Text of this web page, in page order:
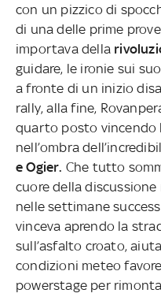
con un pizzico di
di una delle prime
importava della
guidare, le ironie sui
a fronte di un inizio
rally, alla fine,
quarto posto vincendo
nell’ombra
e Ogier. Che tutto
cuore della
nelle settimane
vinceva aprendo la
sull’asfalto croato,
condizioni meteo
powerstage per